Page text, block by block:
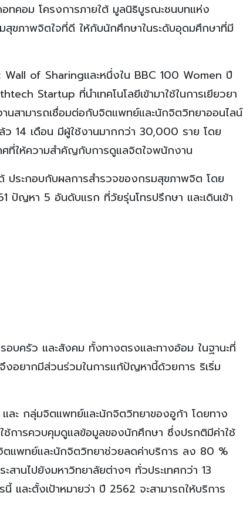
ทคอม โครงการภายใต้ มูลนิธิบูรณะชนบทแห่ง
สุขภาพจิตใจที่ดี ให้กับนักศึกษาในระดับอุดมศึกษาที่มี
of Sharingและหนึ่งใน BBC 100 Women ปี
Startup ที่นำเทคโนโลยีเข้ามาใช้ในการเยียวยา
นสามารถเชื่อมต่อกับจิตแพทย์และนักจิตวิทยาออนไลน์
ว 14 เดือน มีผู้ใช้งานมากกว่า 30,000 ราย โดย
ศที่ให้ความสำคัญกับการดูแลจิตใจพนักงาน
ประกอบกับผลการสำรวจของกรมสุขภาพจิต โดย
ปัญหา 5 อันดับแรก ที่วัยรุ่นโทรปรึกษา และเดินเข้า
ครัว และสังคม ทั้งทางตรงและทางอ้อม ในฐานะที่
อยากมีส่วนร่วมในการแก้ปัญหานี้ด้วยการ ริเริ่ม
ละ กลุ่มจิตแพทย์และนักจิตวิทยาของอูก้า โดยทาง
การควบคุมดูแลข้อมูลของนักศึกษา ซึ่งปรกติมีค่าใช้
แพทย์และนักจิตวิทยาช่วยลดค่าบริการ ลง 80 %
านไปยังมหาวิทยาลัยต่างๆ ทั่วประเทศกว่า 13
และตั้งเป้าหมายว่า ปี 2562 จะสามารถให้บริการ